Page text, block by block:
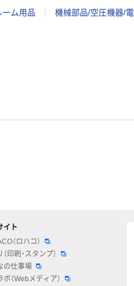
ーム用品 機械部品/空圧機器/電
イト
（ロハコ）
印刷・スタンプ）
の仕事場
ボ（Webメディア）